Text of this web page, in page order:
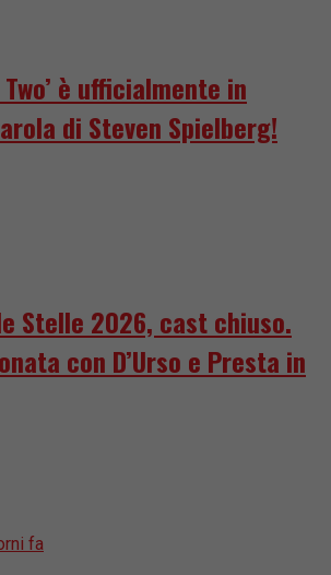
è ufficialmente in
di Steven Spielberg!
Stelle 2026, cast chiuso.
con D’Urso e Presta in
fa